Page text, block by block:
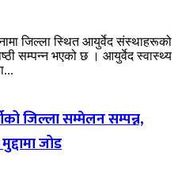
जिल्ला स्थित आयुर्वेद संस्थाहरूको
सम्पन्न भएको छ । आयुर्वेद स्वास्थ्य
जिल्ला सम्मेलन सम्पन्न,
जोड